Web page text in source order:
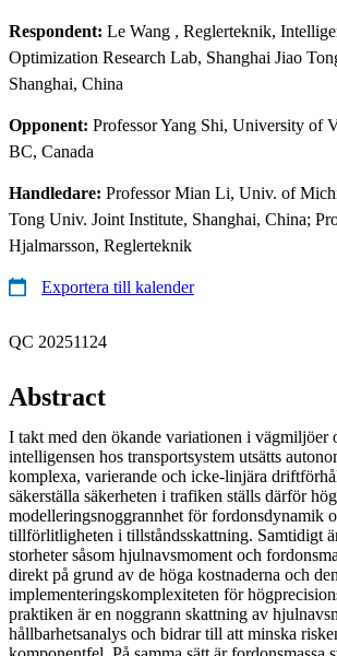
Respondent: Le Wang , Reglerteknik,
Optimization Research Lab, Shanghai Jiao
Shanghai, China
Opponent: Professor Yang Shi, University of
BC, Canada
Handledare: Professor Mian Li, Univ. of
Tong Univ. Joint Institute, Shanghai, China;
Hjalmarsson, Reglerteknik
Exportera till kalender
QC 20251124
Abstract
I takt med den ökande variationen i vägmiljöer
intelligensen hos transportsystem utsätts
komplexa, varierande och icke-linjära
säkerställa säkerheten i trafiken ställs därför
modelleringsnoggrannhet för fordonsdynamik
tillförlitligheten i tillståndsskattning. Samtidigt
storheter såsom hjulnavsmoment och
direkt på grund av de höga kostnaderna och
implementeringskomplexiteten för
praktiken är en noggrann skattning av
hållbarhetsanalys och bidrar till att minska